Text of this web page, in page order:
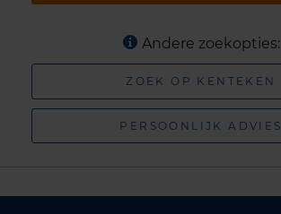
Andere zoekopties:
ZOEK OP KENTEKEN
PERSOONLIJK ADVIES